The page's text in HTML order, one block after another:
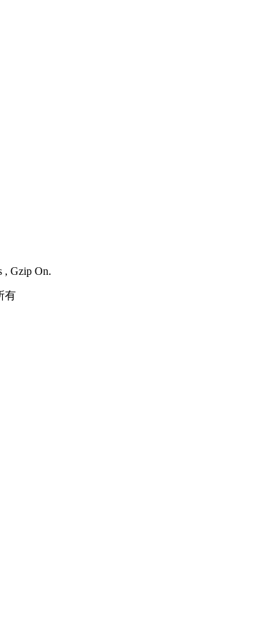
, Gzip On.
有